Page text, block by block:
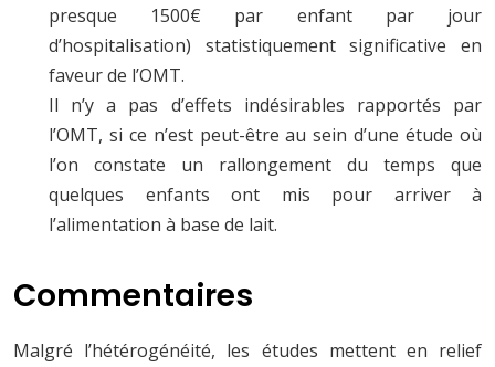
presque 1500€ par enfant par jour
d’hospitalisation) statistiquement significative en
faveur de l’OMT.
Il n’y a pas d’effets indésirables rapportés par
l’OMT, si ce n’est peut-être au sein d’une étude où
l’on constate un rallongement du temps que
quelques enfants ont mis pour arriver à
l’alimentation à base de lait.
Commentaires
Malgré l’hétérogénéité, les études mettent en relief